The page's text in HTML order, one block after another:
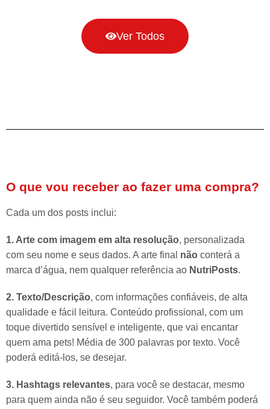
Ver Todos
O que vou receber ao fazer uma compra?
Cada um dos posts inclui:
1. Arte com imagem em alta resolução, personalizada
com seu nome e seus dados. A arte final não conterá a
marca d’água, nem qualquer referência ao NutriPosts.
2. Texto/Descrição, com informações confiáveis, de alta
qualidade e fácil leitura. Conteúdo profissional, com um
toque divertido sensível e inteligente, que vai encantar
quem ama pets! Média de 300 palavras por texto. Você
poderá editá-los, se desejar.
3. Hashtags relevantes, para você se destacar, mesmo
para quem ainda não é seu seguidor. Você também poderá